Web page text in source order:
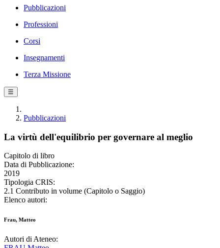
Pubblicazioni
Professioni
Corsi
Insegnamenti
Terza Missione
☰
Pubblicazioni
La virtù dell'equilibrio per governare al meglio
Capitolo di libro
Data di Pubblicazione:
2019
Tipologia CRIS:
2.1 Contributo in volume (Capitolo o Saggio)
Elenco autori:
Frau, Matteo
Autori di Ateneo: